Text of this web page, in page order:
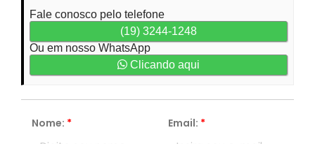
Fale conosco pelo telefone
(19) 3244-1248
Ou em nosso WhatsApp
Clicando aqui
Nome: * Email: *